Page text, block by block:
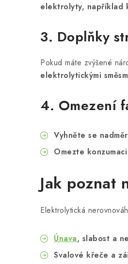
elektrolyty, například
3. Doplňky
Pokud máte zvýšené
elektrolytickými
4. Omezení
Vyhněte se
Omezte
Jak poznat
Elektrolytická
Únava, slabost a
Svalové křeče a